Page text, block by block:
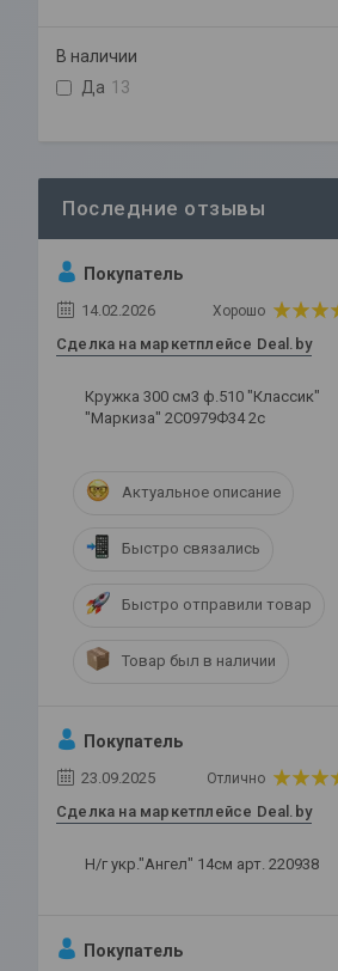
В наличии
Да 13
Покупатель
14.02.2026 Хорошо
Сделка на маркетплейсе Deal.by
Кружка 300 см3 ф.510 "Классик"
"Маркиза" 2С0979Ф34 2с
Актуальное описание
Быстро связались
Быстро отправили товар
Товар был в наличии
Покупатель
23.09.2025 Отлично
Сделка на маркетплейсе Deal.by
Н/г укр."Ангел" 14см арт. 220938
Покупатель